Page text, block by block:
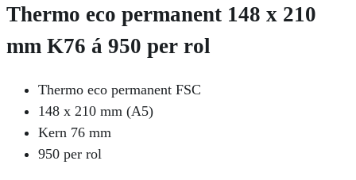
Thermo eco permanent 148 x 210
mm K76 á 950 per rol
Thermo eco permanent FSC
148 x 210 mm (A5)
Kern 76 mm
950 per rol